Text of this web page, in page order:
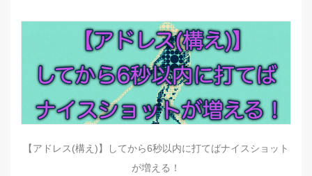
【アドレス(構え)】してから6秒以内に打てばナイスショット
が増える！